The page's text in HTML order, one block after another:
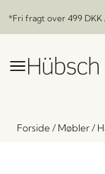
*Fri fragt over 499 DKK
Forside/ Møbler/